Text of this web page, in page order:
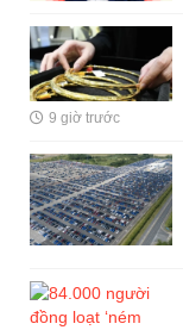
9 giờ trước